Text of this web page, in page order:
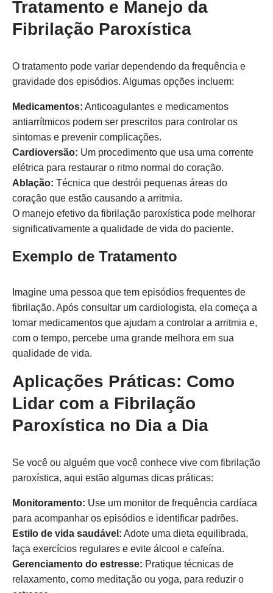
Tratamento e Manejo da
Fibrilação Paroxística
O tratamento pode variar dependendo da frequência e
gravidade dos episódios. Algumas opções incluem:
Medicamentos: Anticoagulantes e medicamentos
antiarrítmicos podem ser prescritos para controlar os
sintomas e prevenir complicações.
Cardioversão: Um procedimento que usa uma corrente
elétrica para restaurar o ritmo normal do coração.
Ablação: Técnica que destrói pequenas áreas do
coração que estão causando a arritmia.
O manejo efetivo da fibrilação paroxística pode melhorar
significativamente a qualidade de vida do paciente.
Exemplo de Tratamento
Imagine uma pessoa que tem episódios frequentes de
fibrilação. Após consultar um cardiologista, ela começa a
tomar medicamentos que ajudam a controlar a arritmia e,
com o tempo, percebe uma grande melhora em sua
qualidade de vida.
Aplicações Práticas: Como
Lidar com a Fibrilação
Paroxística no Dia a Dia
Se você ou alguém que você conhece vive com fibrilação
paroxística, aqui estão algumas dicas práticas:
Monitoramento: Use um monitor de frequência cardíaca
para acompanhar os episódios e identificar padrões.
Estilo de vida saudável: Adote uma dieta equilibrada,
faça exercícios regulares e evite álcool e cafeína.
Gerenciamento do estresse: Pratique técnicas de
relaxamento, como meditação ou yoga, para reduzir o